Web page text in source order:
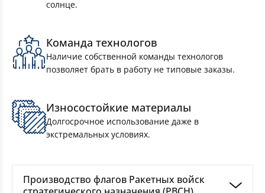
Комплект Флагов Московской области
90×135см 10 штук
солнце.
Команда технологов
Наличие собственной команды технологов
позволяет брать в работу не типовые заказы.
Износостойкие материалы
Долгосрочное использование даже в
экстремальных условиях.
Производство флагов Ракетных войск